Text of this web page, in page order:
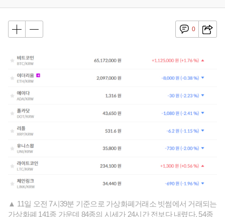
0
▲ 11일 오전 7시39분 기준으로 가상화폐거래소 빗썸에서 거래되는
가상화폐 141종 가운데 84종의 시세가 24시간 전보다 내렸다. 54종